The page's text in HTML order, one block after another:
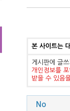
본 사이트는
게시판에 글
개인정보를
받을 수 있음
No